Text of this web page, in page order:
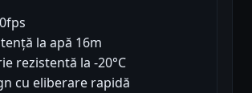
la apă 16m
rezistentă la -20°C
cu eliberare rapidă